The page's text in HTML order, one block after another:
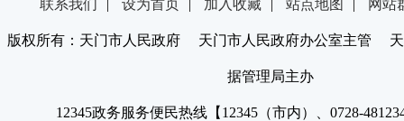
联系我们 | 设为首页 | 加入收藏 | 站点地图 | 网站
版权所有：天门市人民政府 天门市人民政府办公室主管 天
据管理局主办
12345政务服务便民热线【12345（市内）、0728-